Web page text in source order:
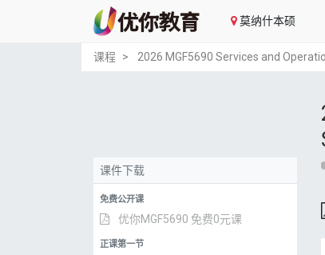
莫纳什本硕
课程 2026 MGF5690 Services and
课件下载
免费公开课
优你MGF5690 免费0元课
正课第一节